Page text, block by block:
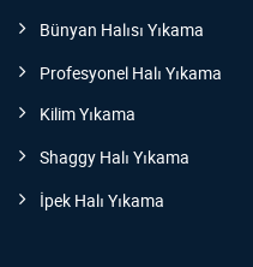
Bünyan Halısı Yıkama
Profesyonel Halı Yıkama
Kilim Yıkama
Shaggy Halı Yıkama
İpek Halı Yıkama